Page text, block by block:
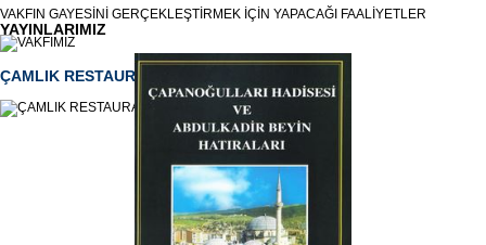
VAKFIN GAYESİNİ GERÇEKLEŞTİRMEK İÇİN YAPACAĞI FAALİYETLER
ÇAMLIK RESTAURANT
YAYINLARIMIZ